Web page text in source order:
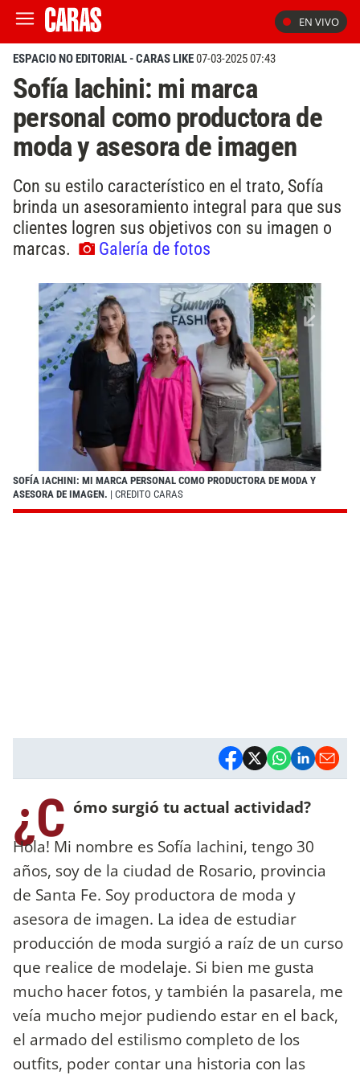
EN VIVO
ESPACIO NO EDITORIAL - CARAS LIKE07-03-2025 07:43
Sofía Iachini: mi marca
personal como productora de
moda y asesora de imagen
Con su estilo característico en el trato, Sofía
brinda un asesoramiento integral para que sus
clientes logren sus objetivos con su imagen o
marcas.
Galería de fotos
SOFÍA IACHINI: MI MARCA PERSONAL COMO PRODUCTORA DE MODA Y
ASESORA DE IMAGEN. | CREDITO CARAS
¿C ómo surgió tu actual actividad?
Hola! Mi nombre es Sofía Iachini, tengo 30
años, soy de la ciudad de Rosario, provincia
de Santa Fe. Soy productora de moda y
asesora de imagen. La idea de estudiar
producción de moda surgió a raíz de un curso
que realice de modelaje. Si bien me gusta
mucho hacer fotos, y también la pasarela, me
veía mucho mejor pudiendo estar en el back,
el armado del estilismo completo de los
outfits, poder contar una historia con las